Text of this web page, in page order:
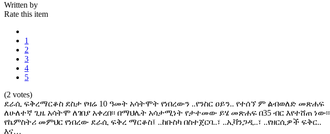
Written by
Rate this item
1
2
3
4
5
(2 votes)
ደራሲ ፍቅረማርቆስ ደስታ የዛሬ 10 ዓመት አሳትሞት የነበረውን ..የንስር ዐይን.. የተሰኘ ም ልብወለድ መጽሐፍ
ለሁለተኛ ጊዜ አሳትሞ ለገበያ አቀረበ፡፡ በማህሌት አሳታሚነት የታተመው ይሄ መጽሐፍ በ35 ብር እየተሸጠ ነው፡፡
የኬምስትሪ መምህር የነበረው ደራሲ ፍቅረ ማርቆስ፤ ..ከቡስካ በስተጀርባ..፣ ..ኢቫንጋዲ..፣ ..የዘርሲዎች ፍቅር..
እና…